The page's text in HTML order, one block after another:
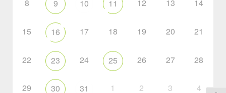
8 9 10 11 12 13 14
15 16 17 18 19 20 21
22 23 24 25 26 27 28
29 30 31 1 2 3 4